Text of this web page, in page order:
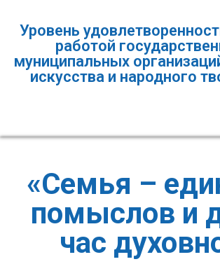
Уровень
работой
муниципальных
искусства и народного
«Семья –
помыслов и
час